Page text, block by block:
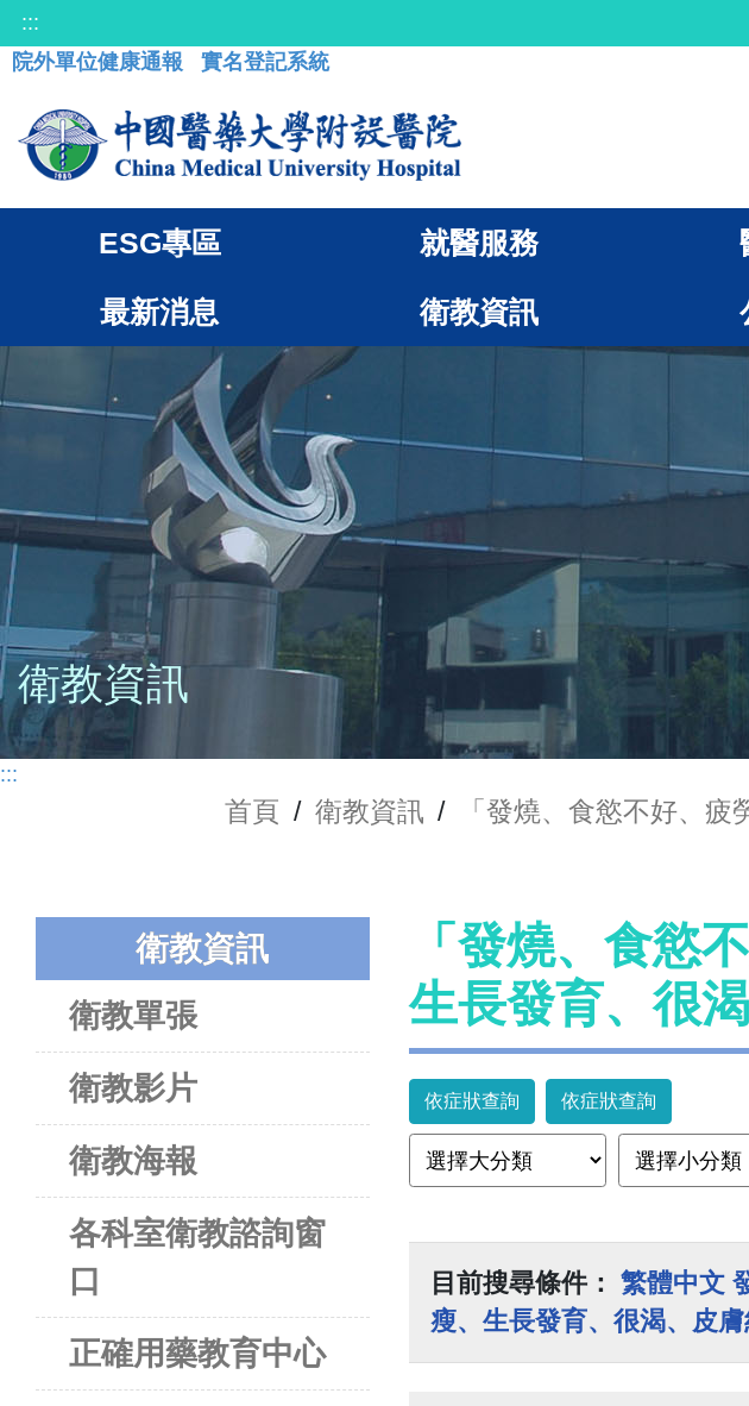
:::
院外單位健康通報
實名登記系統
ESG專區 就醫服務
最新消息 衛教資訊
衛教資訊
:::
首頁 / 衛教資訊 / 「發燒、食慾不好、
衛教資訊
衛教單張
衛教影片
衛教海報
各科室衛教諮詢窗
口
正確用藥教育中心
「發燒、食慾
生長發育、很
依症狀查詢 依症狀查詢
目前搜尋條件： 繁體中文
瘦、生長發育、很渴、皮